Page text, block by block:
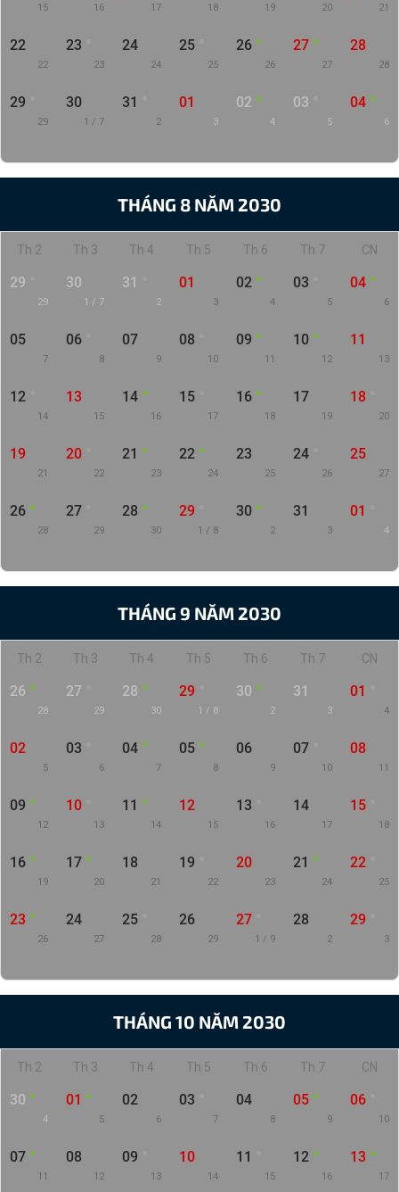
15 16 17 18 19 20 21
22
22
23
23
24
24
25
25
26
26
27
27
28
28
29
29
30
1 / 7
31
2
01
3
02
4
03
5
04
6
THÁNG 8 NĂM 2030
Th 2 Th 3 Th 4 Th 5 Th 6 Th 7 CN
29
29
30
1 / 7
31
2
01
3
02
4
03
5
04
6
05
7
06
8
07
9
08
10
09
11
10
12
11
13
12
14
13
15
14
16
15
17
16
18
17
19
18
20
19
21
20
22
21
23
22
24
23
25
24
26
25
27
26
28
27
29
28
30
29
1 / 8
30
2
31
3
01
4
THÁNG 9 NĂM 2030
Th 2 Th 3 Th 4 Th 5 Th 6 Th 7 CN
26
28
27
29
28
30
29
1 / 8
30
2
31
3
01
4
02
5
03
6
04
7
05
8
06
9
07
10
08
11
09
12
10
13
11
14
12
15
13
16
14
17
15
18
16
19
17
20
18
21
19
22
20
23
21
24
22
25
23
26
24
27
25
28
26
29
27
1 / 9
28
2
29
3
THÁNG 10 NĂM 2030
Th 2 Th 3 Th 4 Th 5 Th 6 Th 7 CN
30
4
01
5
02
6
03
7
04
8
05
9
06
10
07
11
08
12
09
13
10
14
11
15
12
16
13
17